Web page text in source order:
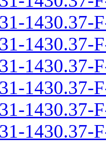
1430.37-
1430.37-
1430.37-
1430.37-
1430.37-
1430.37-